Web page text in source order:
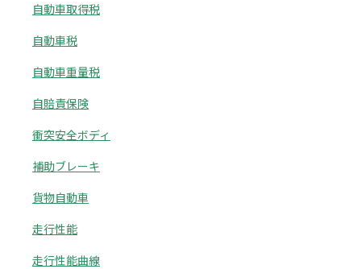
自動車取得税
自動車税
自動車重量税
自賠責保険
衝突安全ボディ
補助ブレーキ
貨物自動車
走行性能
走行性能曲線